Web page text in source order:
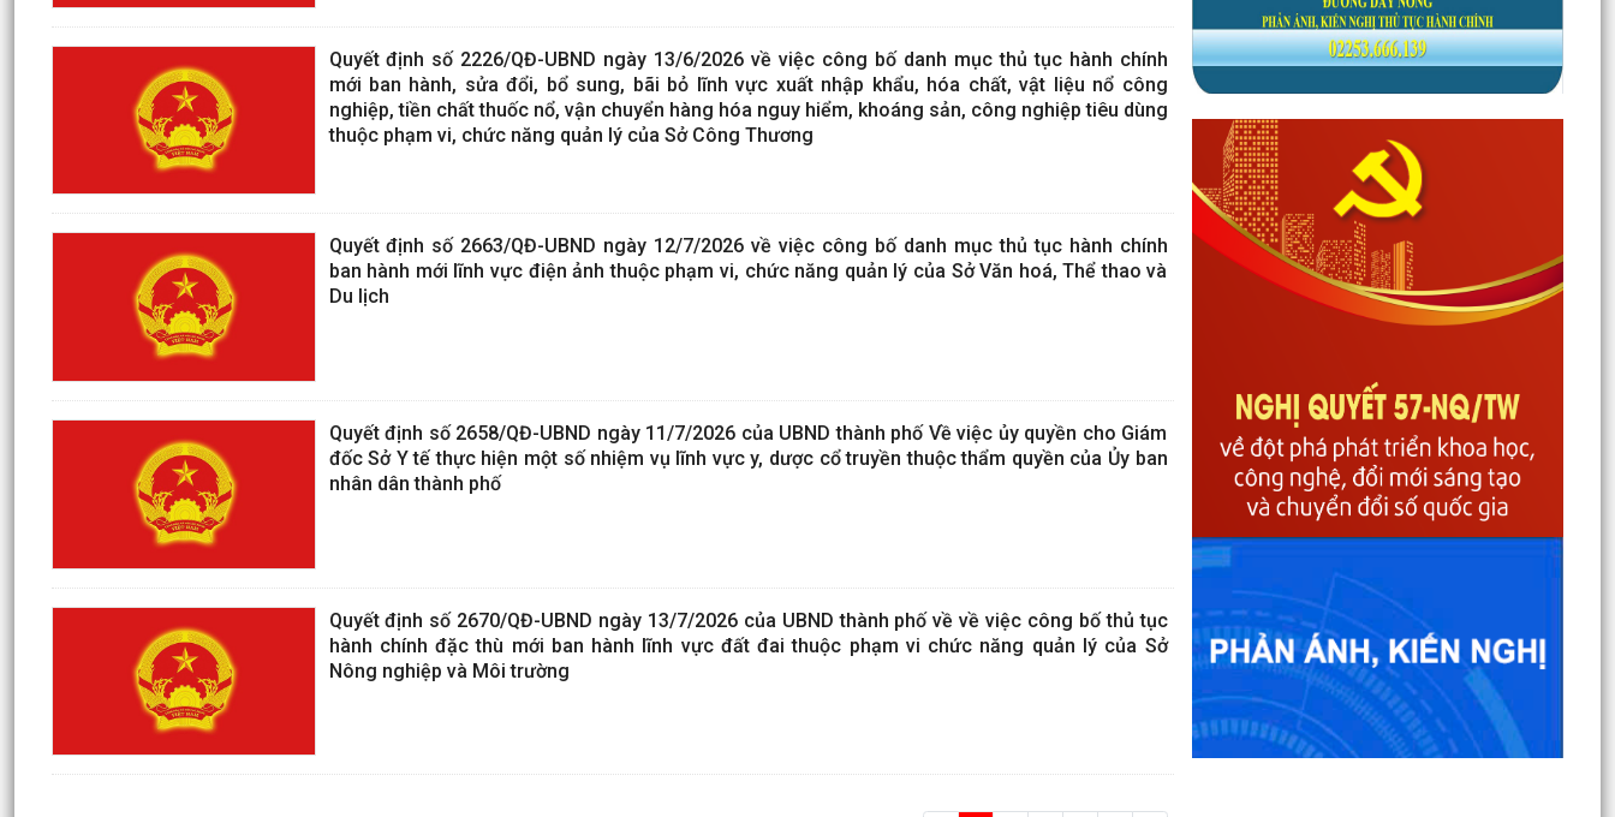
Quyết định số 2226/QĐ-UBND ngày 13/6/2026 về việc công bố danh mục thủ tục hành chính
mới ban hành, sửa đổi, bổ sung, bãi bỏ lĩnh vực xuất nhập khẩu, hóa chất, vật liệu nổ công
nghiệp, tiền chất thuốc nổ, vận chuyển hàng hóa nguy hiểm, khoáng sản, công nghiệp tiêu dùng
thuộc phạm vi, chức năng quản lý của Sở Công Thương
Quyết định số 2663/QĐ-UBND ngày 12/7/2026 về việc công bố danh mục thủ tục hành chính
ban hành mới lĩnh vực điện ảnh thuộc phạm vi, chức năng quản lý của Sở Văn hoá, Thể thao và
Du lịch
Quyết định số 2658/QĐ-UBND ngày 11/7/2026 của UBND thành phố Về việc ủy quyền cho Giám
đốc Sở Y tế thực hiện một số nhiệm vụ lĩnh vực y, dược cổ truyền thuộc thẩm quyền của Ủy ban
nhân dân thành phố
Quyết định số 2670/QĐ-UBND ngày 13/7/2026 của UBND thành phố về về việc công bố thủ tục
hành chính đặc thù mới ban hành lĩnh vực đất đai thuộc phạm vi chức năng quản lý của Sở
Nông nghiệp và Môi trường